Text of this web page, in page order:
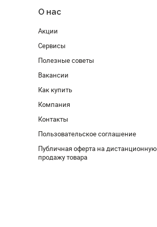
О нас
Акции
Сервисы
Полезные советы
Вакансии
Как купить
Компания
Контакты
Пользовательское соглашение
Публичная оферта на дистанционную
продажу товара